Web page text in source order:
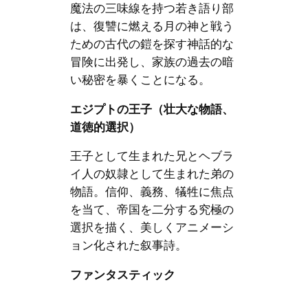
魔法の三味線を持つ若き語り部
は、復讐に燃える月の神と戦う
ための古代の鎧を探す神話的な
冒険に出発し、家族の過去の暗
い秘密を暴くことになる。
エジプトの王子（壮大な物語、
道徳的選択）
王子として生まれた兄とヘブラ
イ人の奴隷として生まれた弟の
物語。信仰、義務、犠牲に焦点
を当て、帝国を二分する究極の
選択を描く、美しくアニメーシ
ョン化された叙事詩。
ファンタスティック